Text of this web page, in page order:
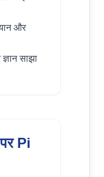
और
साझा
Pi